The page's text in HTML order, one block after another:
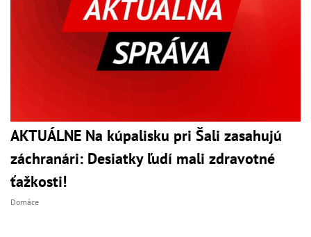
AKTUÁLNE Na kúpalisku pri Šali zasahujú
záchranári: Desiatky ľudí mali zdravotné
ťažkosti!
Domáce